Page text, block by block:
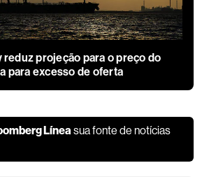
reduz projeção para o preço do
para excesso de oferta
Línea sua fonte de notícias